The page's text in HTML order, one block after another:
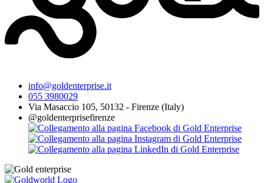
info@goldenterprise.it
055 3980029
Via Masaccio 105, 50132 - Firenze (Italy)
@goldenterprisefirenze